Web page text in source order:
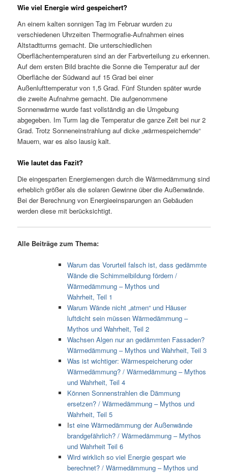
Wie viel Energie wird gespeichert?
An einem kalten sonnigen Tag im Februar wurden zu
verschiedenen Uhrzeiten Thermografie-Aufnahmen eines
Altstadtturms gemacht. Die unterschiedlichen
Oberflächentemperaturen sind an der Farbverteilung zu erkennen.
Auf dem ersten Bild brachte die Sonne die Temperatur auf der
Oberfläche der Südwand auf 15 Grad bei einer
Außenlufttemperatur von 1,5 Grad. Fünf Stunden später wurde
die zweite Aufnahme gemacht. Die aufgenommene
Sonnenwärme wurde fast vollständig an die Umgebung
abgegeben. Im Turm lag die Temperatur die ganze Zeit bei nur 2
Grad. Trotz Sonneneinstrahlung auf dicke „wärmespeichernde“
Mauern, war es also lausig kalt.
Wie lautet das Fazit?
Die eingesparten Energiemengen durch die Wärmedämmung sind
erheblich größer als die solaren Gewinne über die Außenwände.
Bei der Berechnung von Energieeinsparungen an Gebäuden
werden diese mit berücksichtigt.
Alle Beiträge zum Thema:
Warum das Vorurteil falsch ist, dass gedämmte
Wände die Schimmelbildung fördern /
Wärmedämmung – Mythos und
Wahrheit, Teil 1
Warum Wände nicht „atmen“ und Häuser
luftdicht sein müssen Wärmedämmung –
Mythos und Wahrheit, Teil 2
Wachsen Algen nur an gedämmten Fassaden?
Wärmedämmung – Mythos und Wahrheit, Teil 3
Was ist wichtiger: Wärmespeicherung oder
Wärmedämmung? / Wärmedämmung – Mythos
und Wahrheit, Teil 4
Können Sonnenstrahlen die Dämmung
ersetzen? / Wärmedämmung – Mythos und
Wahrheit, Teil 5
Ist eine Wärmedämmung der Außenwände
brandgefährlich? / Wärmedämmung – Mythos
und Wahrheit Teil 6
Wird wirklich so viel Energie gespart wie
berechnet? / Wärmedämmung – Mythos und